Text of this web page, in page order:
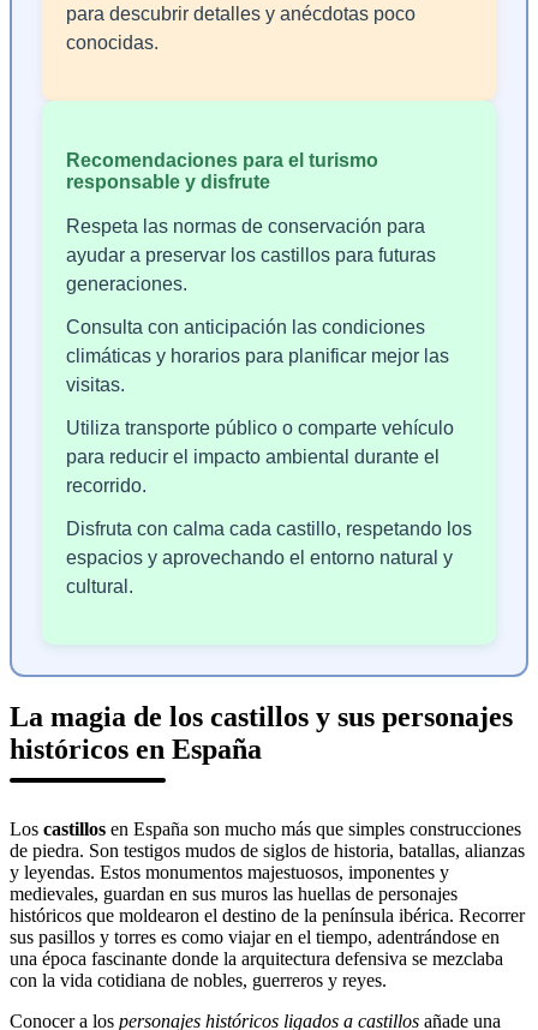
para descubrir detalles y anécdotas poco
conocidas.
Recomendaciones para el turismo
responsable y disfrute
Respeta las normas de conservación para
ayudar a preservar los castillos para futuras
generaciones.
Consulta con anticipación las condiciones
climáticas y horarios para planificar mejor las
visitas.
Utiliza transporte público o comparte vehículo
para reducir el impacto ambiental durante el
recorrido.
Disfruta con calma cada castillo, respetando los
espacios y aprovechando el entorno natural y
cultural.
La magia de los castillos y sus personajes
históricos en España
Los castillos en España son mucho más que simples construcciones
de piedra. Son testigos mudos de siglos de historia, batallas, alianzas
y leyendas. Estos monumentos majestuosos, imponentes y
medievales, guardan en sus muros las huellas de personajes
históricos que moldearon el destino de la península ibérica. Recorrer
sus pasillos y torres es como viajar en el tiempo, adentrándose en
una época fascinante donde la arquitectura defensiva se mezclaba
con la vida cotidiana de nobles, guerreros y reyes.
Conocer a los personajes históricos ligados a castillos añade una